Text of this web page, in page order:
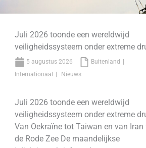
Juli 2026 toonde een wereldwijd
veiligheidssysteem onder extreme
5 augustus 2026
Buitenland
Internationaal
Nieuws
Juli 2026 toonde een wereldwijd
veiligheidssysteem onder extreme
Van Oekraïne tot Taiwan en van Iran
de Rode Zee De maandelijkse